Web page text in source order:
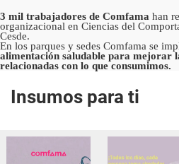
3 mil trabajadores de Comfama han
organizacional en Ciencias del
Cesde.
En los parques y sedes Comfama se
alimentación saludable para mejorar
relacionadas con lo que consumimos.
Insumos para ti